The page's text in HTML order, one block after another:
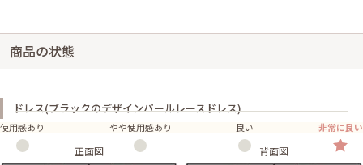
商品の状態
ドレス(ブラックのデザインパールレースドレス)
使用感あり やや使用感あり 良い 非常に良い
正面図 背面図